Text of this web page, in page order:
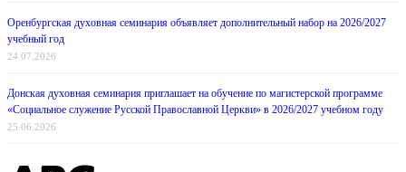
Оренбургская духовная семинария объявляет дополнительный набор на 2026/2027
учебный год
24.07.2026
Донская духовная семинария приглашает на обучение по магистерской программе
«Социальное служение Русской Православной Церкви» в 2026/2027 учебном году
25.06.2026